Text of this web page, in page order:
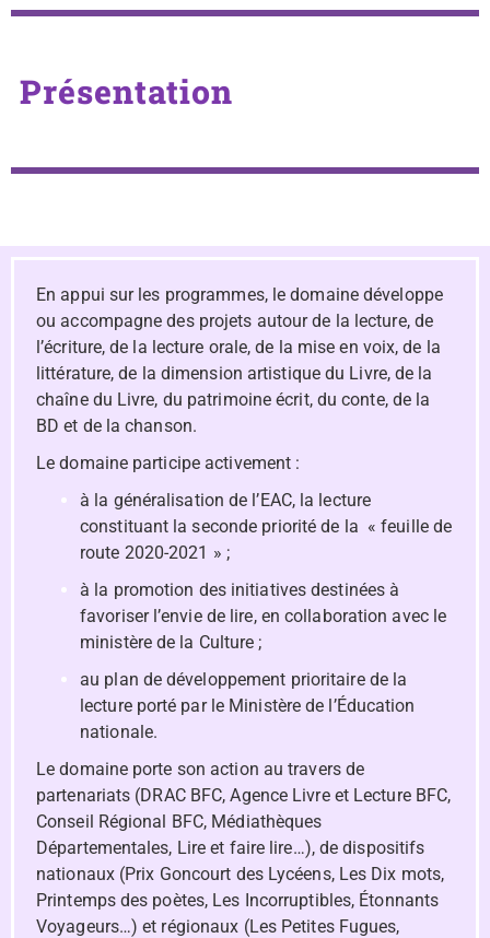
Présentation
En appui sur les programmes, le domaine développe
ou accompagne des projets autour de la lecture, de
l’écriture, de la lecture orale, de la mise en voix, de la
littérature, de la dimension artistique du Livre, de la
chaîne du Livre, du patrimoine écrit, du conte, de la
BD et de la chanson.
Le domaine participe activement :
à la généralisation de l’EAC, la lecture
constituant la seconde priorité de la « feuille de
route 2020-2021 » ;
à la promotion des initiatives destinées à
favoriser l’envie de lire, en collaboration avec le
ministère de la Culture ;
au plan de développement prioritaire de la
lecture porté par le Ministère de l’Éducation
nationale.
Le domaine porte son action au travers de
partenariats (DRAC BFC, Agence Livre et Lecture BFC,
Conseil Régional BFC, Médiathèques
Départementales, Lire et faire lire…), de dispositifs
nationaux (Prix Goncourt des Lycéens, Les Dix mots,
Printemps des poètes, Les Incorruptibles, Étonnants
Voyageurs…) et régionaux (Les Petites Fugues,